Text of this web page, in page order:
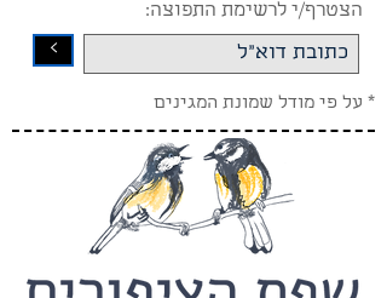
* על פי מודל שמונת המגינים
הצטרף/י לרשימת התפוצה:
<